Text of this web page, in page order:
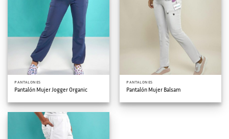
PANTALONES
Pantalón Mujer Jogger Organic
PANTALONES
Pantalón Mujer Balsam